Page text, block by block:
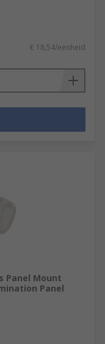
€ 18,54/eenheid
Panel Mount
Panel